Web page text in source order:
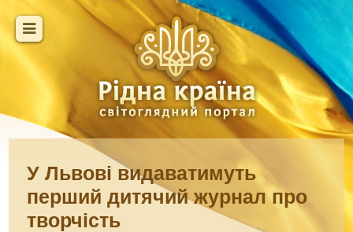
У Львові видаватимуть
перший дитячий журнал про
творчість